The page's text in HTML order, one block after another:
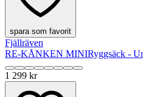
spara som favorit
Fjällräven
RE-KÅNKEN MINIRyggsäck -
1 299 kr